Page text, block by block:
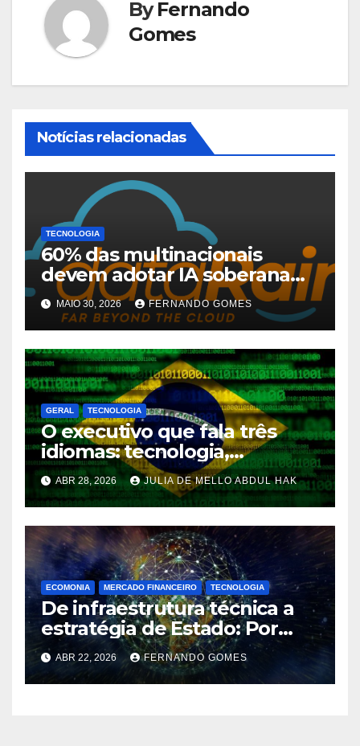
ByFernando
Gomes
Notícias relacionadas
TECNOLOGIA
60% das multinacionais
devem adotar IA soberana
até 2028; Saúde lidera busca
por controle de dados no
Brasil
MAIO 30, 2026 FERNANDO GOMES
GERAL TECNOLOGIA
O executivo que fala três
idiomas: tecnologia,
regulação e política, e por
que sua empresa precisa de
um
ABR 28, 2026 JULIA DE MELLO ABDUL HAK
ECOMONIA MERCADO FINANCEIRO TECNOLOGIA
De infraestrutura técnica a
estratégia de Estado: Por
que eventos internacionais
se tornaram questão de
soberania digital
ABR 22, 2026 FERNANDO GOMES